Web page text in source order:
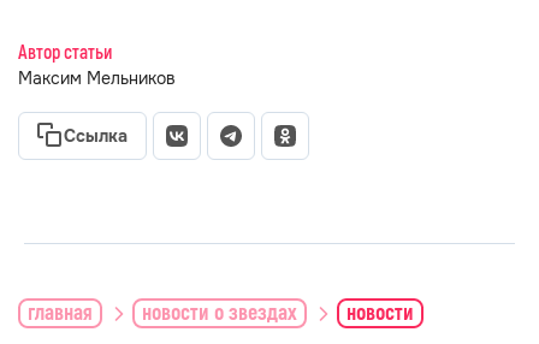
Автор статьи
Максим Мельников
Ссылка
главная новости о звездах новости